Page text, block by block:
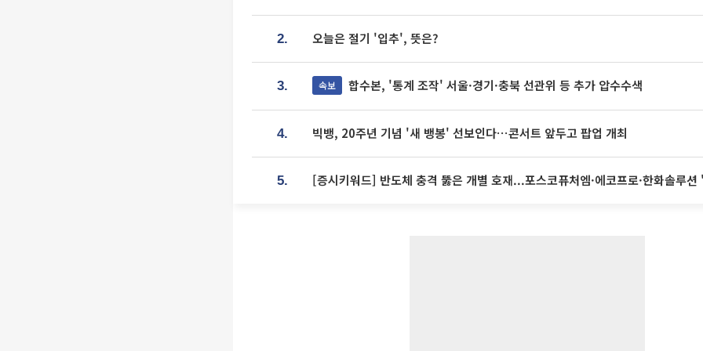
2. 오늘은 절기 '입추', 뜻은?
3. 속보 합수본, '통계 조작' 서울·경기·충북 선관위 등 추가 압수수색
4. 빅뱅, 20주년 기념 '새 뱅봉' 선보인다⋯콘서트 앞두고 팝업 개최
5. [증시키워드] 반도체 충격 뚫은 개별 호재...포스코퓨처엠·에코프로·한화솔루